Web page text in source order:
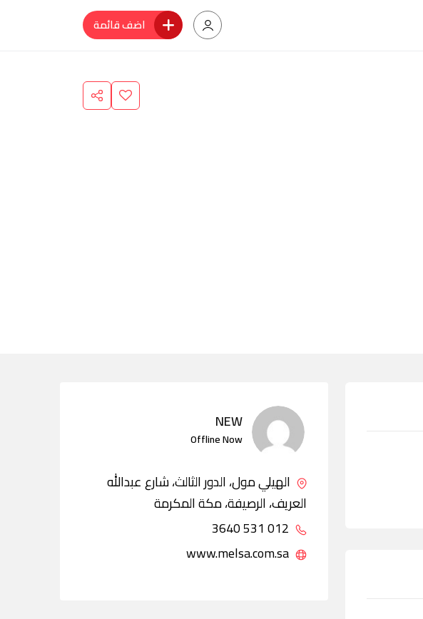
اضف قائمة
NEW
Offline Now
الهيلي مول، الدور الثالث، شارع عبدالله
العريف، الرصيفة، مكة المكرمة